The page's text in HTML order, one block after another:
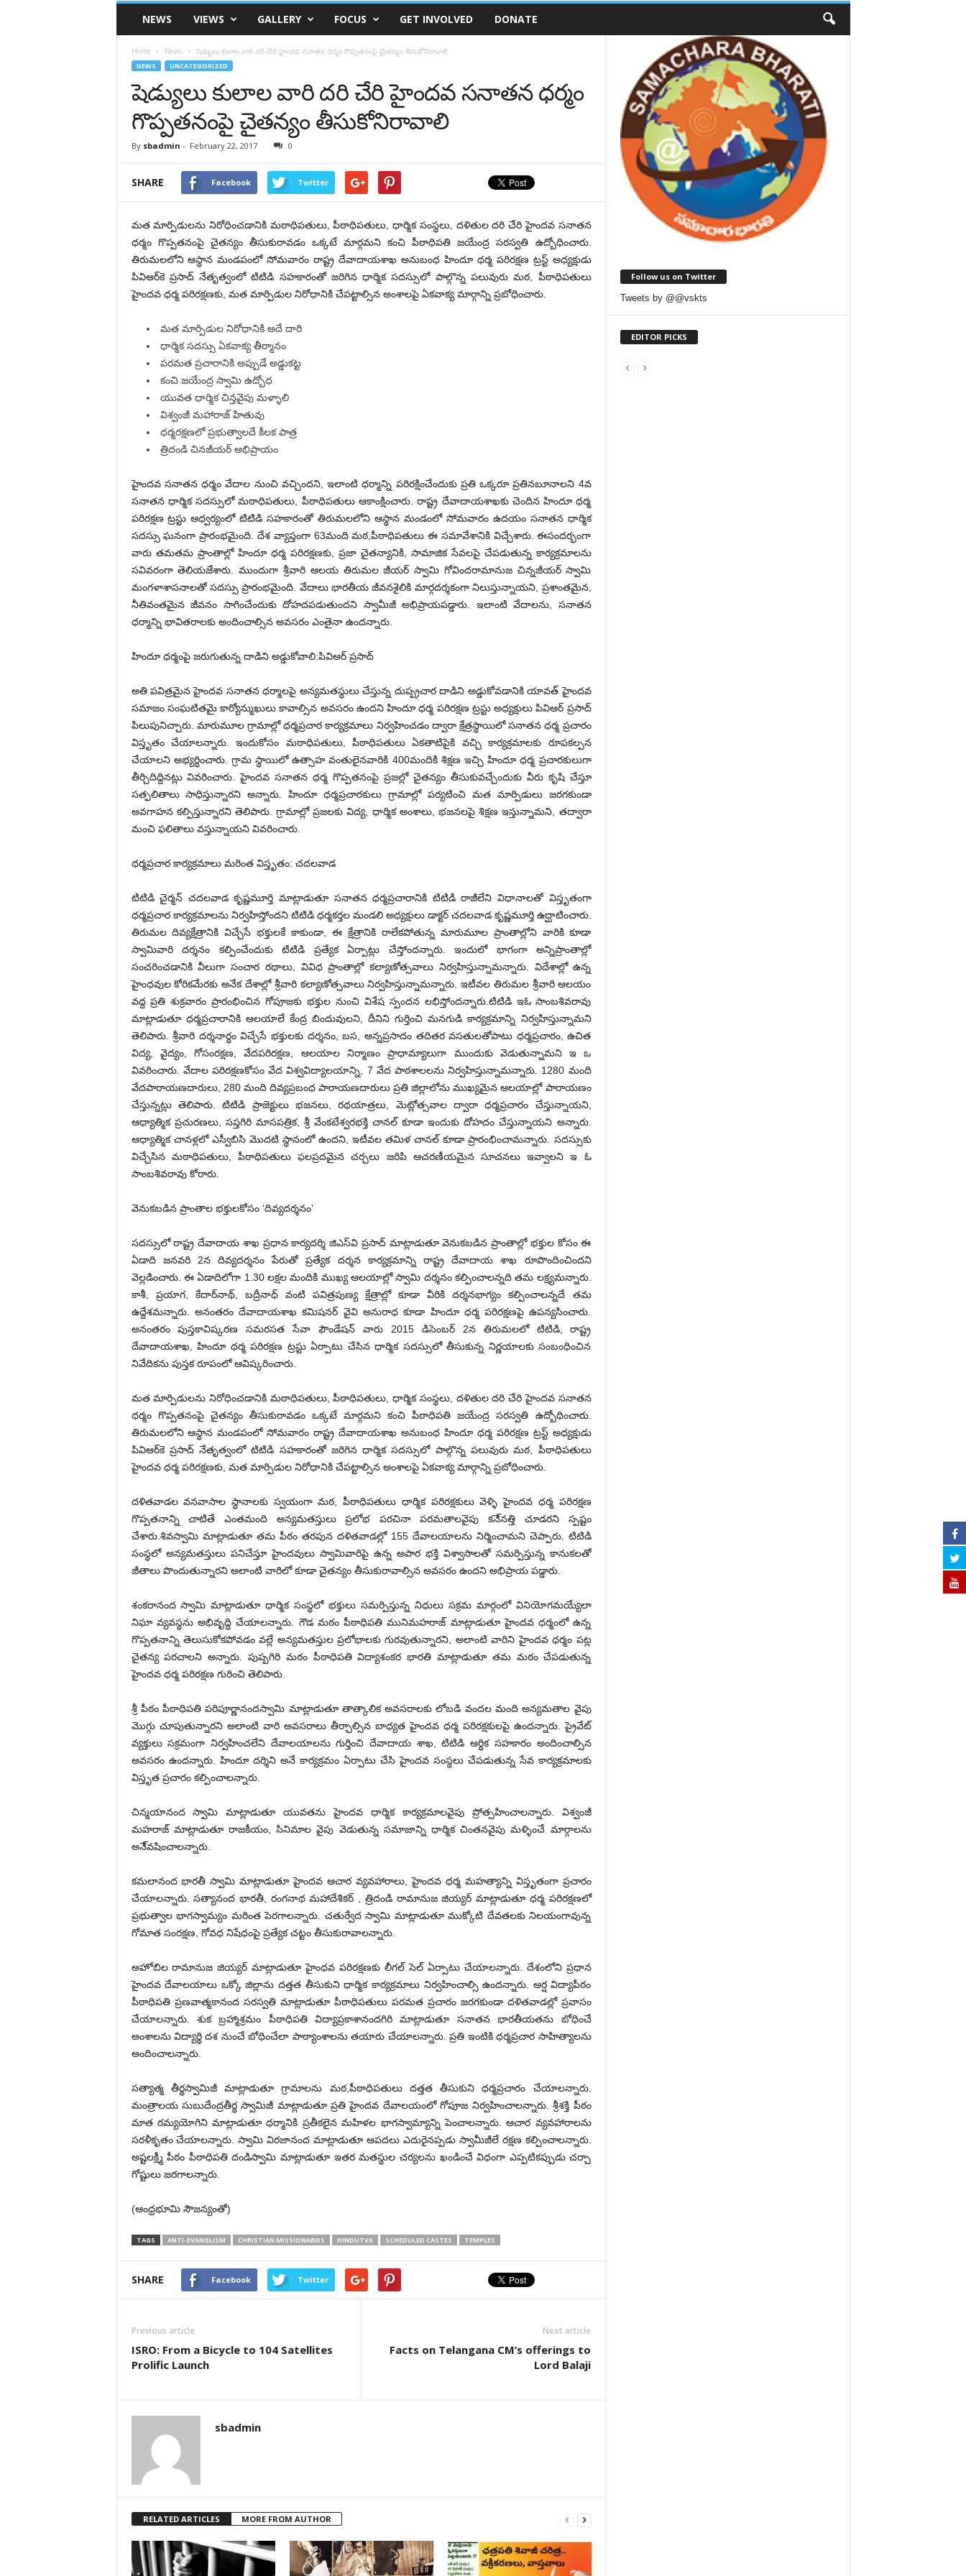
VSK
TelanganaNEWS VIEWS GALLERY FOCUS GET INVOLVED DONATE
Home News షెడ్యులు కులాల వారి దరి చేరి హైందవ సనాతన ధర్మం గొప్పతనంపై చైతన్యం తీసుకోనిరావాలి
NEWS UNCATEGORIZED
షెడ్యులు కులాల వారి దరి చేరి హైందవ సనాతన ధర్మం
గొప్పతనంపై చైతన్యం తీసుకోనిరావాలి
By sbadmin - February 22, 2017 0
SHARE Facebook Twitter
మత మార్పిడులను నిరోధించడానికి మఠాధిపతులు, పీఠాధిపతులు, ధార్మిక సంస్థలు, దళితుల దరి చేరి హైందవ సనాతన
ధర్మం గొప్పతనంపై చైతన్యం తీసుకురావడం ఒక్కటే మార్గమని కంచి పీఠాధిపతి జయేంద్ర సరస్వతి ఉద్బోధించారు.
తిరుమలలోని ఆస్థాన మండపంలో సోమవారం రాష్ట్ర దేవాదాయశాఖ అనుబంధ హిందూ ధర్మ పరిరక్షణ ట్రస్ట్ అధ్యక్షుడు
పివిఆర్‌కె ప్రసాద్ నేతృత్వంలో టిటిడి సహకారంతో జరిగిన ధార్మిక సదస్సులో పాల్గొన్న పలువురు మఠ, పీఠాధిపతులు
హైందవ ధర్మ పరిరక్షణకు, మత మార్పిడుల నిరోధానికి చేపట్టాల్సిన అంశాలపై ఏకవాక్య మార్గాన్ని ప్రబోధించారు.
మత మార్పిడుల నిరోధానికి అదే దారి
ధార్మిక సదస్సు ఏకవాక్య తీర్మానం
పరమత ప్రచారానికి అప్పుడే అడ్డుకట్ట
కంచి జయేంద్ర స్వామి ఉద్బోధ
యువత ధార్మిక చిన్తవైపు మళ్ళాలి
విశ్వంజీ మహారాజ్ హితువు
ధర్మరక్షణలో ప్రభుత్వాలదే కీలక పాత్ర
త్రిదండి చినజీయర్ అభిప్రాయం
హైందవ సనాతన ధర్మం వేదాల నుంచి వచ్చిందని, ఇలాంటి ధర్మాన్ని పరిరక్షించేందుకు ప్రతి ఒక్కరూ ప్రతినబూనాలని 4వ
సనాతన ధార్మిక సదస్సులో మఠాధిపతులు, పీఠాధిపతులు ఆకాంక్షించారు. రాష్ట్ర దేవాదాయశాఖకు చెందిన హిందూ ధర్మ
పరిరక్షణ ట్రస్టు ఆధ్వర్యంలో టిటిడి సహకారంతో తిరుమలలోని ఆస్థాన మండంలో సోమవారం ఉదయం సనాతన ధార్మిక
సదస్సు ఘనంగా ప్రారంభమైంది. దేశ వ్యాప్తంగా 63మంది మఠ,పీఠాధిపతులు ఈ సమావేశానికి విచ్చేశారు. ఈసందర్భంగా
వారు తమతమ ప్రాంతాల్లో హిందూ ధర్మ పరిరక్షణకు, ప్రజా చైతన్యానికి, సామాజిక సేవలపై చేపడుతున్న కార్యక్రమాలను
సవివరంగా తెలియజేశారు. ముందుగా శ్రీవారి ఆలయ తిరుమల జీయర్ స్వామి గోవిందరామానుజ చిన్నజీయర్ స్వామి
మంగళాశాసనాలతో సదస్సు ప్రారంభమైంది. వేదాలు భారతీయ జీవనశైలికి మార్గదర్శకంగా నిలుస్తున్నాయని, ప్రశాంతమైన,
నీతివంతమైన జీవనం సాగించేందుకు దోహదపడుతుందని స్వామీజీ అభిప్రాయపడ్డారు. ఇలాంటి వేదాలను, సనాతన
ధర్మాన్ని భావితరాలకు అందించాల్సిన అవసరం ఎంతైనా ఉందన్నారు.
హిందూ ధర్మంపై జరుగుతున్న దాడిని అడ్డుకోవాలి:పివిఆర్ ప్రసాద్
అతి పవిత్రమైన హైందవ సనాతన ధర్మాలపై అన్యమతస్థులు చేస్తున్న దుష్ప్రచార దాడిని అడ్డుకోవడానికి యావత్ హైందవ
సమాజం సంఘటితమై కార్యోన్ముఖులు కావాల్సిన అవసరం ఉందని హిందూ ధర్మ పరిరక్షణ ట్రస్టు అధ్యక్షులు పివిఆర్ ప్రసాద్
పిలుపునిచ్చారు. మారుమూల గ్రామాల్లో ధర్మప్రచార కార్యక్రమాలు నిర్వహించడం ద్వారా క్షేత్రస్థాయిలో సనాతన ధర్మ ప్రచారం
విస్తృతం చేయాలన్నారు. ఇందుకోసం మఠాధిపతులు, పీఠాధిపతులు ఏకతాటిపైకి వచ్చి కార్యక్రమాలకు రూపకల్పన
చేయాలని అభ్యర్ధించారు. గ్రామ స్థాయిలో ఉత్సాహ వంతులైనవారికి 400మందికి శిక్షణ ఇచ్చి హిందూ ధర్మ ప్రచారకులుగా
తీర్చిదిద్దినట్లు వివరించారు. హైందవ సనాతన ధర్మ గొప్పతనంపై ప్రజల్లో చైతన్యం తీసుకువచ్చేందుకు వీరు కృషి చేస్తూ
సత్ఫలితాలు సాధిస్తున్నారని అన్నారు. హిందూ ధర్మప్రచారకులు గ్రామాల్లో పర్యటించి మత మార్పిడులు జరగకుండా
అవగాహన కల్పిస్తున్నారని తెలిపారు. గ్రామాల్లో ప్రజలకు విద్య, ధార్మిక అంశాలు, భజనలపై శిక్షణ ఇస్తున్నామని, తద్వారా
మంచి ఫలితాలు వస్తున్నాయని వివరించారు.
ధర్మప్రచార కార్యక్రమాలు మరింత విస్తృతం: చదలవాడ
టిటిడి చైర్మన్ చదలవాడ కృష్ణమూర్తి మాట్లాడుతూ సనాతన ధర్మప్రచారానికి టిటిడి రాజీలేని విధానాలతో విస్తృతంగా
ధర్మప్రచార కార్యక్రమాలను నిర్వహిస్తోందని టిటిడి ధర్మకర్తల మండలి అధ్యక్షులు డాక్టర్ చదలవాడ కృష్ణమూర్తి ఉద్ఘాటించారు.
తిరుమల దివ్యక్షేత్రానికి విచ్చేసే భక్తులకే కాకుండా, ఈ క్షేత్రానికి రాలేకపోతున్న మారుమూల ప్రాంతాల్లోని వారికి కూడా
స్వామివారి దర్శనం కల్పించేందుకు టిటిడి ప్రత్యేక ఏర్పాట్లు చేస్తోందన్నారు. ఇందులో భాగంగా అన్నిప్రాంతాల్లో
సంచరించడానికి వీలుగా సంచార రథాలు, వివిధ ప్రాంతాల్లో కల్యాణోత్సవాలు నిర్వహిస్తున్నామన్నారు. విదేశాల్లో ఉన్న
హైంధవుల కోరికమేరకు అనేక దేశాల్లో శ్రీవారి కల్యాణోత్సవాలు నిర్వహిస్తున్నామన్నారు. ఇటీవల తిరుమల శ్రీవారి ఆలయం
వద్ద ప్రతి శుక్రవారం ప్రారంభించిన గోపూజకు భక్తుల నుంచి విశేష స్పందన లభిస్తోందన్నారు.టిటిడి ఇఓ సాంబశివరావు
మాట్లాడుతూ ధర్మప్రచారానికి ఆలయాలే కేంద్ర బిందువులని, దీనిని గుర్తించి మనగుడి కార్యక్రమాన్ని నిర్వహిస్తున్నామని
తెలిపారు. శ్రీవారి దర్శనార్థం విచ్చేసే భక్తులకు దర్శనం, బస, అన్నప్రసాదం తదితర వసతులతోపాటు ధర్మప్రచారం, ఉచిత
విద్య, వైద్యం, గోసంరక్షణ, వేదపరిరక్షణ, ఆలయాల నిర్మాణం ప్రాధామ్యాలుగా ముందుకు వెడుతున్నామని ఇ ఒ
వివరించారు. వేదాల పరిరక్షణకోసం వేద విశ్వవిద్యాలయాన్ని, 7 వేద పాఠశాలలను నిర్వహిస్తున్నామన్నారు. 1280 మంది
వేదపారాయణదారులు, 280 మంది దివ్యప్రబంధ పారాయణదారులు ప్రతి జిల్లాలోను ముఖ్యమైన ఆలయాల్లో పారాయణం
చేస్తున్నట్లు తెలిపారు. టిటిడి ప్రాజెక్టులు భజనలు, రథయాత్రలు, మెట్లోత్సవాల ద్వారా ధర్మప్రచారం చేస్తున్నాయని,
ఆధ్యాత్మిక ప్రచురణలు, సప్తగిరి మాసపత్రిక, శ్రీ వేంకటేశ్వరభక్తి చానల్ కూడా ఇందుకు దోహదం చేస్తున్నాయని అన్నారు.
ఆధ్యాత్మిక చానళ్లలో ఎస్వీబిసి మొదటి స్థానంలో ఉందని, ఇటీవల తమిళ చానల్ కూడా ప్రారంభించామన్నారు. సదస్సుకు
విచ్చేసిన మఠాధిపతులు, పీఠాధిపతులు ఫలప్రదమైన చర్చలు జరిపి ఆచరణీయమైన సూచనలు ఇవ్వాలని ఇ ఓ
సాంబశివరావు కోరారు.
వెనుకబడిన ప్రాంతాల భక్తులకోసం ‘దివ్యదర్శనం’
సదస్సులో రాష్ట్ర దేవాదాయ శాఖ ప్రధాన కార్యదర్శి జిఎస్‌వి ప్రసాద్ మాట్లాడుతూ వెనుకబడిన ప్రాంతాల్లో భక్తుల కోసం ఈ
ఏడాది జనవరి 2న దివ్యదర్శనం పేరుతో ప్రత్యేక దర్శన కార్యక్రమాన్ని రాష్ట్ర దేవాదాయ శాఖ రూపొందించిందని
వెల్లడించారు. ఈ ఏడాదిలోగా 1.30 లక్షల మందికి ముఖ్య ఆలయాల్లో స్వామి దర్శనం కల్పించాలన్నది తమ లక్ష్యమన్నారు.
కాశీ, ప్రయాగ, కేదార్‌నాథ్, బద్రీనాధ్ వంటి పవిత్రపుణ్య క్షేత్రాల్లో కూడా వీరికి దర్శనభాగ్యం కల్పించాలన్నదే తమ
ఉద్దేశమన్నారు. అనంతరం దేవాదాయశాఖ కమిషనర్ వైవి అనురాధ కూడా హిందూ ధర్మ పరిరక్షణపై ఉపన్యసించారు.
అనంతరం పుస్తకావిష్కరణ సమరసత సేవా ఫౌండేషన్ వారు 2015 డిసెంబర్ 2న తిరుమలలో టిటిడి, రాష్ట్ర
దేవాదాయశాఖ, హిందూ ధర్మ పరిరక్షణ ట్రస్టు ఏర్పాటు చేసిన ధార్మిక సదస్సులో తీసుకున్న నిర్ణయాలకు సంబంధించిన
నివేదికను పుస్తక రూపంలో ఆవిష్కరించారు.
మత మార్పిడులను నిరోధించడానికి మఠాధిపతులు, పీఠాధిపతులు, ధార్మిక సంస్థలు, దళితుల దరి చేరి హైందవ సనాతన
ధర్మం గొప్పతనంపై చైతన్యం తీసుకురావడం ఒక్కటే మార్గమని కంచి పీఠాధిపతి జయేంద్ర సరస్వతి ఉద్బోధించారు.
తిరుమలలోని ఆస్థాన మండపంలో సోమవారం రాష్ట్ర దేవాదాయశాఖ అనుబంధ హిందూ ధర్మ పరిరక్షణ ట్రస్ట్ అధ్యక్షుడు
పివిఆర్‌కె ప్రసాద్ నేతృత్వంలో టిటిడి సహకారంతో జరిగిన ధార్మిక సదస్సులో పాల్గొన్న పలువురు మఠ, పీఠాధిపతులు
హైందవ ధర్మ పరిరక్షణకు, మత మార్పిడుల నిరోధానికి చేపట్టాల్సిన అంశాలపై ఏకవాక్య మార్గాన్ని ప్రబోధించారు.
దళితవాడల వనవాసాల స్థానాలకు స్వయంగా మఠ, పీఠాధిపతులు ధార్మిక పరిరక్షకులు వెళ్ళి హైందవ ధర్మ పరిరక్షణ
గొప్పతనాన్ని చాటితే ఎంతమంది అన్యమతస్తులు ప్రలోభ పరచినా పరమతాలవైపు కనె్నత్తి చూడరని స్పష్టం
చేశారు.శివస్వామి మాట్లాడుతూ తమ పీఠం తరపున దళితవాడల్లో 155 దేవాలయాలను నిర్మించామని చెప్పారు. టిటిడి
సంస్థలో అన్యమతస్తులు పనిచేస్తూ హైందవులు స్వామివారిపై ఉన్న అపార భక్తి విశ్వాసాలతో సమర్పిస్తున్న కానుకలతో
జీతాలు పొందుతున్నారని అలాంటి వారిలో కూడా చైతన్యం తీసుకురావాల్సిన అవసరం ఉందని అభిప్రాయ పడ్డారు.
శంకరానంద స్వామి మాట్లాడుతూ ధార్మిక సంస్థలో భక్తులు సమర్పిస్తున్న నిధులు సక్రమ మార్గంలో వినియోగమయ్యేలా
నిఘా వ్యవస్థను అభివృద్ధి చేయాలన్నారు. గౌడ మఠం పీఠాధిపతి మునిమహరాజ్ మాట్లాడుతూ హైందవ ధర్మంలో ఉన్న
గొప్పతనాన్ని తెలుసుకోకపోవడం వల్లే అన్యమతస్తుల ప్రలోభాలకు గురవుతున్నారని, అలాంటి వారిని హైందవ ధర్మం పట్ల
చైతన్య పరచాలని అన్నారు. పుష్పగిరి మఠం పీఠాధిపతి విద్యాశంకర భారతి మాట్లాడుతూ తమ మఠం చేపడుతున్న
హైందవ ధర్మ పరిరక్షణ గురించి తెలిపారు.
శ్రీ పీఠం పీఠాధిపతి పరిపూర్ణానందస్వామి మాట్లాడుతూ తాత్కాలిక అవసరాలకు లోబడి వందల మంది అన్యమతాల వైపు
మొగ్గు చూపుతున్నారని అలాంటి వారి అవసరాలు తీర్చాల్సిన బాధ్యత హైందవ ధర్మ పరిరక్షకులపై ఉందన్నారు. ప్రైవేట్
వ్యక్తులు సక్రమంగా నిర్వహించలేని దేవాలయాలను గుర్తించి దేవాదాయ శాఖ, టిటిడి ఆర్థిక సహకారం అందించాల్సిన
అవసరం ఉందన్నారు. హిందూ దర్శిని అనే కార్యక్రమం ఏర్పాటు చేసి హైందవ సంస్థలు చేపడుతున్న సేవ కార్యక్రమాలకు
విస్తృత ప్రచారం కల్పించాలన్నారు.
చిన్మయానంద స్వామి మాట్లాడుతూ యువతను హైందవ ధార్మిక కార్యక్రమాలవైపు ప్రోత్సహించాలన్నారు. విశ్వంజీ
మహరాజ్ మాట్లాడుతూ రాజకీయం, సినిమాల వైపు వెడుతున్న సమాజాన్ని ధార్మిక చింతనవైపు మళ్ళించే మార్గాలను
అనే్వషించాలన్నారు.
కమలానంద భారతీ స్వామి మాట్లాడుతూ హైందవ ఆచార వ్యవహారాలు, హైందవ ధర్మ మహత్యాన్ని విస్తృతంగా ప్రచారం
చేయాలన్నారు. సత్యానంద భారతీ, రంగనాథ మహాదేశికర్ , త్రిదండి రామానుజ జియ్యర్ మాట్లాడుతూ ధర్మ పరిరక్షణలో
ప్రభుత్వాల భాగస్వామ్యం మరింత పెరగాలన్నారు. చతుర్వేద స్వామి మాట్లాడుతూ ముక్కోటి దేవతలకు నిలయంగావున్న
గోమాత సంరక్షణ, గోవధ నిషేధంపై ప్రత్యేక చట్టం తీసుకురావాలన్నారు.
అహోబిల రామానుజ జియ్యర్ మాట్లాడుతూ హైంధవ పరిరక్షణకు లీగల్ సెల్ ఏర్పాటు చేయాలన్నారు. దేశంలోని ప్రధాన
హైందవ దేవాలయాలు ఒక్కో జిల్లాను దత్తత తీసుకుని ధార్మిక కార్యక్రమాలు నిర్వహించాల్సి ఉందన్నారు. ఆర్ష విద్యాపీఠం
పీఠాధిపతి ప్రణవాత్మకానంద సరస్వతి మాట్లాడుతూ పీఠాధిపతులు పరమత ప్రచారం జరగకుండా దళితవాడల్లో ప్రవాసం
చేయాలన్నారు. శుక బ్రహ్మాశ్రమం పీఠాధిపతి విద్యాప్రకాశానందగిరి మాట్లాడుతూ సనాతన భారతీయతను బోధించే
అంశాలను విద్యార్థి దశ నుంచే బోధించేలా పాఠ్యాంశాలను తయారు చేయాలన్నారు. ప్రతి ఇంటికి ధర్మప్రచార సాహిత్యాలను
అందించాలన్నారు.
సత్యాత్మ తీర్థస్వామిజీ మాట్లాడుతూ గ్రామాలను మఠ,పీఠాధిపతులు దత్తత తీసుకుని ధర్మప్రచారం చేయాలన్నారు.
మంత్రాలయ సుబుదేంద్రతీర్థ స్వామిజీ మాట్లాడుతూ ప్రతి హైందవ దేవాలయంలో గోపూజ నిర్వహించాలన్నారు. శ్రీశక్తి పీఠం
మాత రమ్యయోగిని మాట్లాడుతూ ధర్మానికి ప్రతీకలైన మహిళల భాగస్వామ్యాన్ని పెంచాలన్నారు. ఆచార వ్యవహారాలను
సరళీకృతం చేయాలన్నారు. స్వామి విరజానంద మాట్లాడుతూ ఆపదలు ఎదురైనప్పడు స్వామీజీలే రక్షణ కల్పించాలన్నారు.
అష్టలక్ష్మీ పీఠం పీఠాధిపతి దండిస్వామి మాట్లాడుతూ ఇతర మతస్థుల చర్యలను ఖండించే విధంగా ఎప్పటికప్పుడు చర్చా
గోష్టులు జరగాలన్నారు.
(ఆంధ్రభూమి సౌజన్యంతో)
TAGS ANTI-EVANGLISM CHRISTIAN MISSIONARIES HINDUTVA SCHEDULED CASTES TEMPLES
SHARE Facebook Twitter
Previous article
ISRO: From a Bicycle to 104 Satellites
Prolific Launch
Next article
Facts on Telangana CM’s offerings to
Lord Balaji
sbadmin
RELATED ARTICLES MORE FROM AUTHOR
Follow us on Twitter
Tweets by @@vskts
EDITOR PICKS